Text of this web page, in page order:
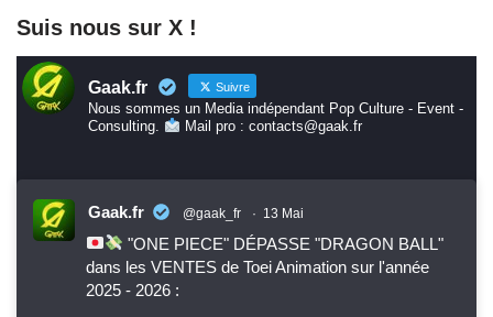
Suis nous sur X !
Gaak.fr Suivre
Nous sommes un Media indépendant Pop Culture - Event -
Consulting.
Mail pro : contacts@gaak.fr
Gaak.fr @gaak_fr · 13 Mai
"ONE PIECE" DÉPASSE "DRAGON BALL"
dans les VENTES de Toei Animation sur l'année
2025 - 2026 :